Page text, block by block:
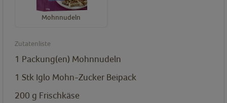
Mohnnudeln
Zutatenliste
1 Packung(en) Mohnnudeln
1 Stk Iglo Mohn-Zucker Beipack
200 g Frischkäse